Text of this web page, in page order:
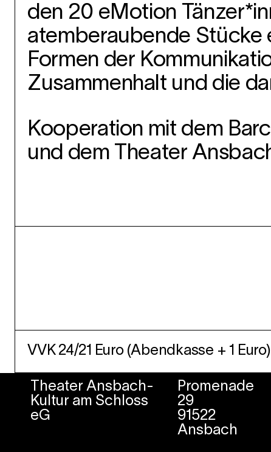
den 20 eMotion
atemberaubende Stücke
Formen der
Zusammenhalt und die
Kooperation mit dem
und dem Theater
VVK 24/21 Euro (Abendkasse + 1 Euro)
Theater Ansbach-
Kultur am Schloss
eG
Promenade
29
91522
Ansbach